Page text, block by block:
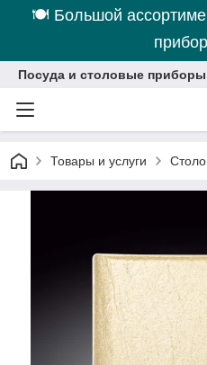
🍽 Большой
Посуда и столовые приборы
Товары и услуги